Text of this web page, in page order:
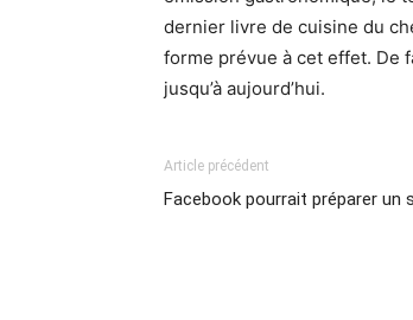
dernier livre de cuisine du
forme prévue à cet effet. De
jusqu’à aujourd’hui.
Article précédent
Facebook pourrait préparer un